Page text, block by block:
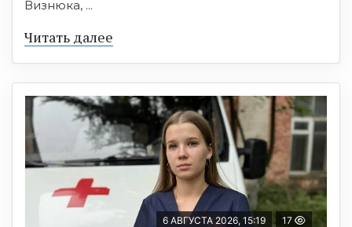
Визнюка, ...
Читать далее
6 АВГУСТА 2026, 15:19 17